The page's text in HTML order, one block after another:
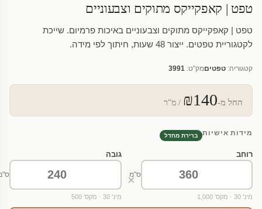
טפט | קאפקייקס מתוקים וצבעוניים
טפט | קאפקייקס מתוקים וצבעוניים באיכות פרמיום. שייכת
לקטגוריית טפטים. ייצור 48 שעות, חיתוך לפי מידה.
קטגוריה: טפטיםמק"ט: 3991
החל מ-₪140 / מ"ר
מידות אישיות ברירת מחדל
רוחב
ס"מ
מינ' 30 · מקס' 1,000
×
גובה
מינ' 30 · מקס' 500